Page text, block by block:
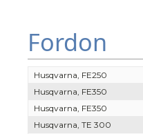
Fordon
Husqvarna, FE250
Husqvarna, FE350
Husqvarna, FE350
Husqvarna, TE 300